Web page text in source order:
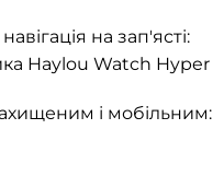
на зап'ясті:
Haylou Watch Hyper
і мобільним: